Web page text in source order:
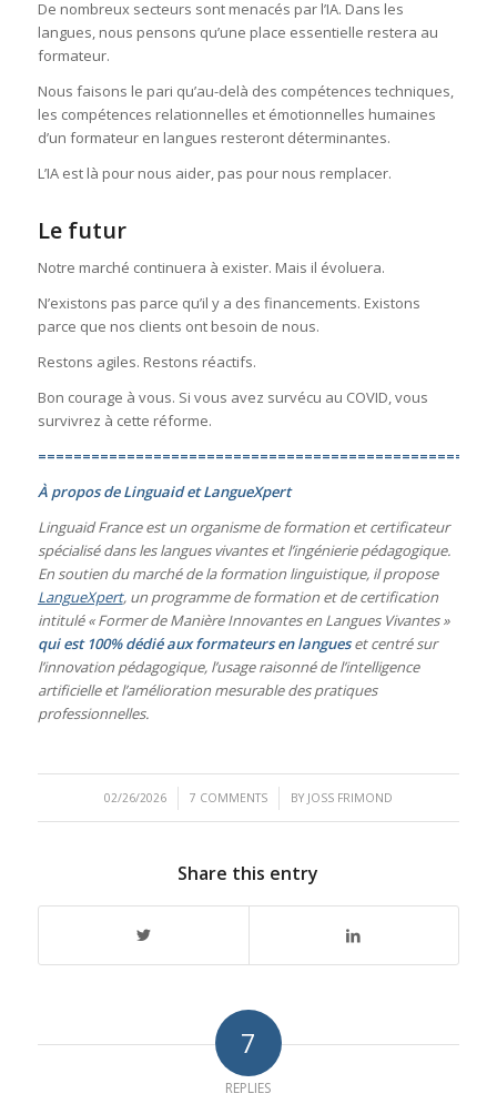
De nombreux secteurs sont menacés par l’IA. Dans les
langues, nous pensons qu’une place essentielle restera au
formateur.
Nous faisons le pari qu’au-delà des compétences techniques,
les compétences relationnelles et émotionnelles humaines
d’un formateur en langues resteront déterminantes.
L’IA est là pour nous aider, pas pour nous remplacer.
Le futur
Notre marché continuera à exister. Mais il évoluera.
N’existons pas parce qu’il y a des financements. Existons
parce que nos clients ont besoin de nous.
Restons agiles. Restons réactifs.
Bon courage à vous. Si vous avez survécu au COVID, vous
survivrez à cette réforme.
À propos de Linguaid et LangueXpert
Linguaid France est un organisme de formation et certificateur
spécialisé dans les langues vivantes et l’ingénierie pédagogique.
En soutien du marché de la formation linguistique, il propose
LangueXpert, un programme de formation et de certification
intitulé « Former de Manière Innovantes en Langues Vivantes »
qui est 100% dédié aux formateurs en langueset centré sur
l’innovation pédagogique, l’usage raisonné de l’intelligence
artificielle et l’amélioration mesurable des pratiques
professionnelles.
02/26/2026
/ 7 COMMENTS
/ BY JOSS FRIMOND
Share this entry
7
REPLIES